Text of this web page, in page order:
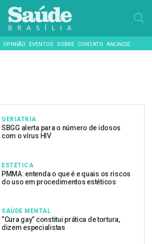
OPINIÃO EVENTOS SOBRE CONTATO ANUNCIE
GERIATRIA
SBGG alerta para o número de idosos
com o vírus HIV
ESTÉTICA
PMMA: entenda o que é e quais os riscos
do uso em procedimentos estéticos
SAÚDE MENTAL
“Cura gay” constitui prática de tortura,
dizem especialistas